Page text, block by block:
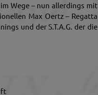
Wege – nun allerdings mit
Max Oertz – Regatta
und der S.T.A.G. der die